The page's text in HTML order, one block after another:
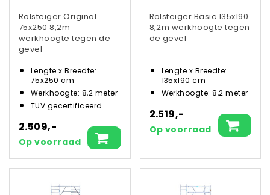
Rolsteiger Original
75x250 8,2m
werkhoogte tegen de
gevel
Lengte x Breedte:
75x250 cm
Werkhoogte: 8,2 meter
TÜV gecertificeerd
2.509,-
Op voorraad
Rolsteiger Basic 135x190
8,2m werkhoogte tegen
de gevel
Lengte x Breedte:
135x190 cm
Werkhoogte: 8,2 meter
2.519,-
Op voorraad